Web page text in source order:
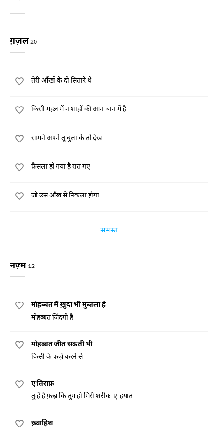
ग़ज़ल20
तेरी आँखों के दो सितारे थे
किसी महल में न शाहों की आन-बान में है
सामने अपने तू बुला के तो देख
फ़ैसला हो गया है रात गए
जो उस आँख से निकला होगा
समस्त
नज़्म 12
मोहब्बत में ख़ुदा भी मुब्तला है
मोहब्बत ज़िंदगी है
मोहब्बत जीत सकती थी
किसी के फ़र्ज़ करने से
ए'तिराफ़
तुम्हें है फ़ख़्र कि तुम हो मिरी शरीक-ए-हयात
ख़्वाहिश